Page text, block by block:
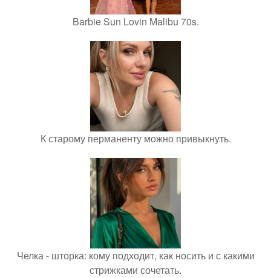
Barbie Sun Lovin Malibu 70s.
К старому перманенту можно привыкнуть.
Челка - шторка: кому подходит, как носить и с какими
стрижками сочетать.